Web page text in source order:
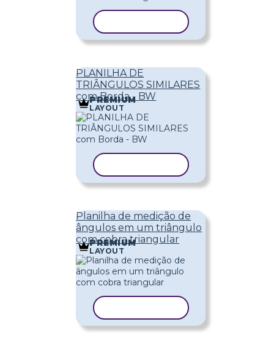
PLANILHA DE
TRIÂNGULOS SIMILARES
com Borda - BW
PREMIUM
LAYOUT
Planilha de medição de
ângulos em um triângulo
com cobra triangular
PREMIUM
LAYOUT